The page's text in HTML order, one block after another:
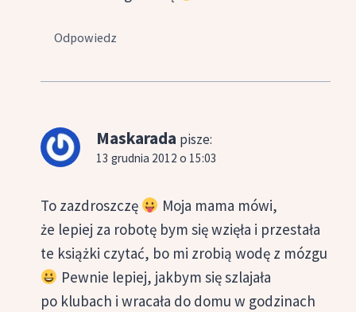
Odpowiedz
Maskarada pisze:
13 grudnia 2012 o 15:03
To zazdroszczę
Moja mama mówi,
że lepiej za robotę bym się wzięła i przestała
te książki czytać, bo mi zrobią wodę z mózgu
Pewnie lepiej, jakbym się szlajała
po klubach i wracała do domu w godzinach